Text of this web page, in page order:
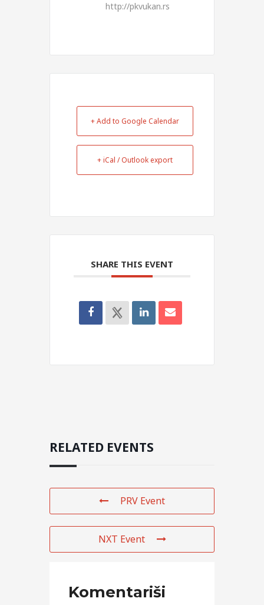
http://pkvukan.rs
+ Add to Google Calendar
+ iCal / Outlook export
SHARE THIS EVENT
RELATED EVENTS
PRV Event
NXT Event
Komentariši